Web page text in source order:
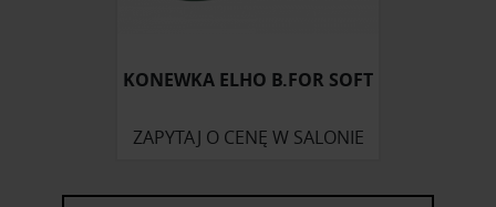
KONEWKA ELHO B.FOR SOFT
ZAPYTAJ O CENĘ W SALONIE